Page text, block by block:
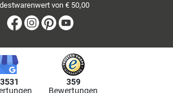
von € 50,00
Facebook
Instagram
Pinterest
359